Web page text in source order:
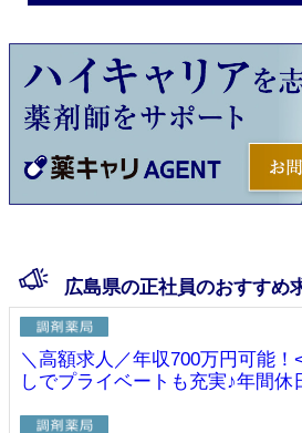
広島県の正社員のおすすめ
＼高額求人／年収700万円可能
しでプライベートも充実♪年間休